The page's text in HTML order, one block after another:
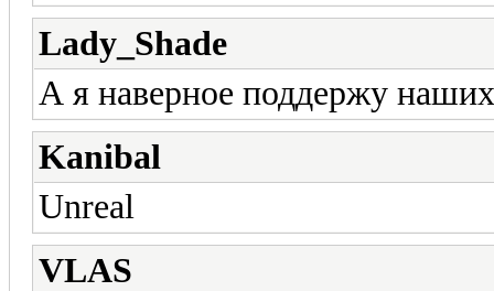
Lady_Shade
А я наверное поддержу
Kanibal
Unreal
VLAS